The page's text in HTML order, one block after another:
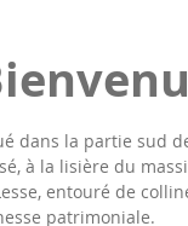
dans la partie sud
à la lisière du
entouré de
patrimoniale.